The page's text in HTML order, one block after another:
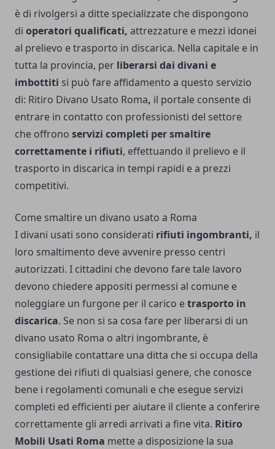
è di rivolgersi a ditte specializzate che dispongono
di operatori qualificati, attrezzature e mezzi idonei
al prelievo e trasporto in discarica. Nella capitale e in
tutta la provincia, per liberarsi dai divani e
imbottiti si può fare affidamento a questo servizio
di: Ritiro Divano Usato Roma, il portale consente di
entrare in contatto con professionisti del settore
che offrono servizi completi per smaltire
correttamente i rifiuti, effettuando il prelievo e il
trasporto in discarica in tempi rapidi e a prezzi
competitivi.
Come smaltire un divano usato a Roma
I divani usati sono considerati rifiuti ingombranti, il
loro smaltimento deve avvenire presso centri
autorizzati. I cittadini che devono fare tale lavoro
devono chiedere appositi permessi al comune e
noleggiare un furgone per il carico etrasporto in
discarica. Se non si sa cosa fare per liberarsi di un
divano usato Roma o altri ingombrante, è
consigliabile contattare una ditta che si occupa della
gestione dei rifiuti di qualsiasi genere, che conosce
bene i regolamenti comunali e che esegue servizi
completi ed efficienti per aiutare il cliente a conferire
correttamente gli arredi arrivati a fine vita. Ritiro
Mobili Usati Roma mette a disposizione la sua